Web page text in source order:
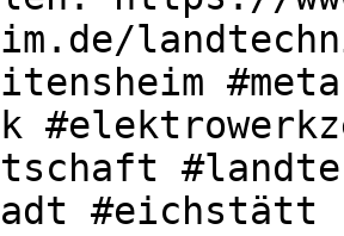
#eichstätt